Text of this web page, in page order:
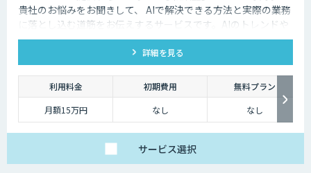
貴社のお悩みをお聞きして、 AIで解決できる方法と実際の業務
に落とし込む道筋をお伝えするサービスです。AIのトレンドや
最新の事例はもちろん、自社にあった活用を安価にクイックに
詳細を見る
利用料金 初期費用
無料プラン
月額15万円
なし なし
サービス選択